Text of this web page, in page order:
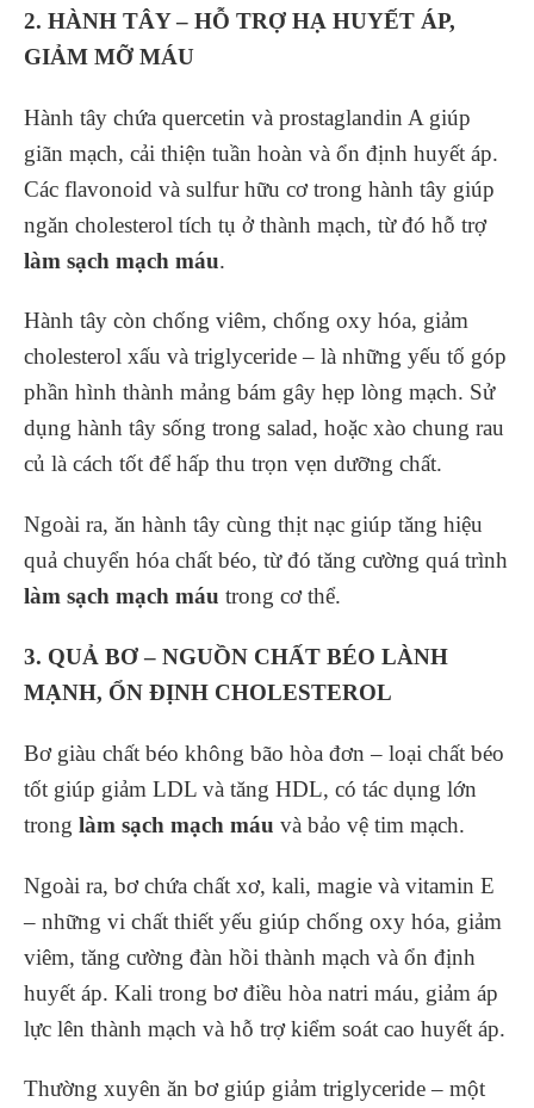
2. HÀNH TÂY – HỖ TRỢ HẠ HUYẾT ÁP,
GIẢM MỠ MÁU
Hành tây chứa quercetin và prostaglandin A giúp
giãn mạch, cải thiện tuần hoàn và ổn định huyết áp.
Các flavonoid và sulfur hữu cơ trong hành tây giúp
ngăn cholesterol tích tụ ở thành mạch, từ đó hỗ trợ
làm sạch mạch máu.
Hành tây còn chống viêm, chống oxy hóa, giảm
cholesterol xấu và triglyceride – là những yếu tố góp
phần hình thành mảng bám gây hẹp lòng mạch. Sử
dụng hành tây sống trong salad, hoặc xào chung rau
củ là cách tốt để hấp thu trọn vẹn dưỡng chất.
Ngoài ra, ăn hành tây cùng thịt nạc giúp tăng hiệu
quả chuyển hóa chất béo, từ đó tăng cường quá trình
làm sạch mạch máu trong cơ thể.
3. QUẢ BƠ – NGUỒN CHẤT BÉO LÀNH
MẠNH, ỔN ĐỊNH CHOLESTEROL
Bơ giàu chất béo không bão hòa đơn – loại chất béo
tốt giúp giảm LDL và tăng HDL, có tác dụng lớn
trong làm sạch mạch máu và bảo vệ tim mạch.
Ngoài ra, bơ chứa chất xơ, kali, magie và vitamin E
– những vi chất thiết yếu giúp chống oxy hóa, giảm
viêm, tăng cường đàn hồi thành mạch và ổn định
huyết áp. Kali trong bơ điều hòa natri máu, giảm áp
lực lên thành mạch và hỗ trợ kiểm soát cao huyết áp.
Thường xuyên ăn bơ giúp giảm triglyceride – một